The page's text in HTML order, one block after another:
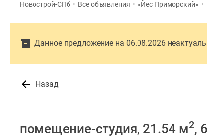
Новострой-СПб • Все объявления • «Йес Приморский» •
Данное предложение на 06.08.2026
Назад
помещение-студия, 21.54 м2,